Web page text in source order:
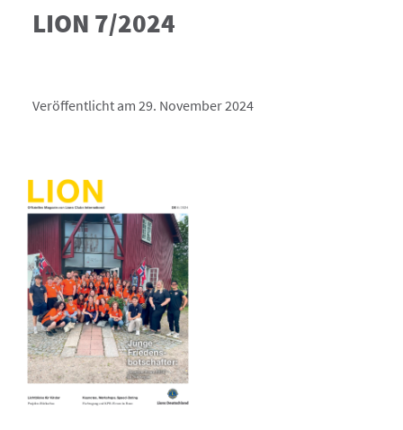
LION 7/2024
Veröffentlicht am 29. November 2024